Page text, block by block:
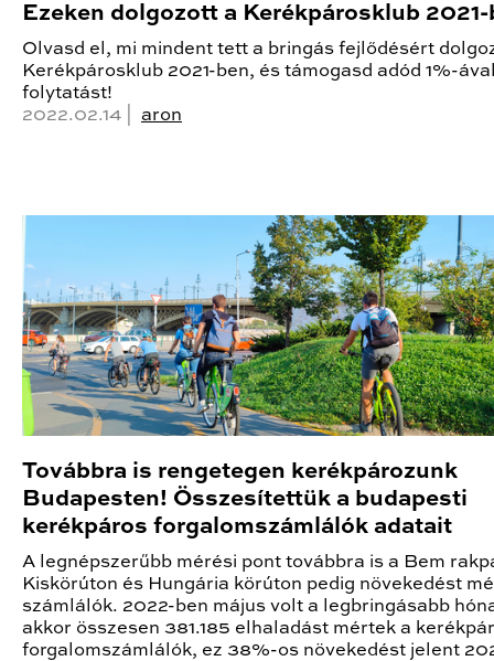
Ezeken dolgozott a Kerékpárosklub 2021-
Olvasd el, mi mindent tett a bringás fejlődésért
Kerékpárosklub 2021-ben, és támogasd adód 1%-
folytatást!
2022.02.14 | aron
Továbbra is rengetegen kerékpározunk
Budapesten! Összesítettük a budapesti
kerékpáros forgalomszámlálók adatait
A legnépszerűbb mérési pont továbbra is a Bem
Kiskörúton és Hungária körúton pedig növekedést
számlálók. 2022-ben május volt a legbringásabb
akkor összesen 381.185 elhaladást mértek a
forgalomszámlálók, ez 38%-os növekedést jelent